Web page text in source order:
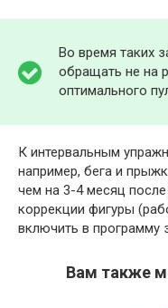
Во время таких
обращать не на
оптимального
К интервальным
например, бега и
чем на 3-4 месяц
коррекции фигуры
включить в программу
Вам также